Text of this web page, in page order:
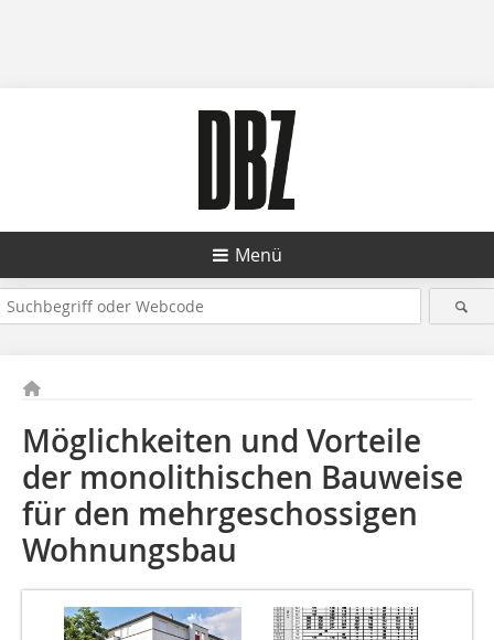
Menü
Möglichkeiten und Vorteile
der monolithischen Bauweise
für den mehrgeschossigen
Wohnungsbau